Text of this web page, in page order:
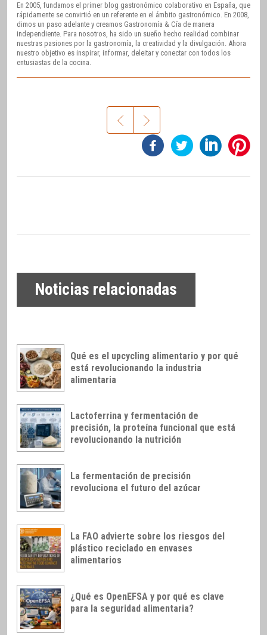
En 2005, fundamos el primer blog gastronómico colaborativo en España, que
rápidamente se convirtió en un referente en el ámbito gastronómico. En 2008,
dimos un paso adelante y creamos Gastronomía & Cía de manera
independiente. Para nosotros, ha sido un sueño hecho realidad combinar
nuestras pasiones por la gastronomía, la creatividad y la divulgación. Ahora
nuestro objetivo es inspirar, informar, deleitar y conectar con todos los
entusiastas de la cocina.
Noticias relacionadas
Qué es el upcycling alimentario y por qué
está revolucionando la industria
alimentaria
Lactoferrina y fermentación de
precisión, la proteína funcional que está
revolucionando la nutrición
La fermentación de precisión
revoluciona el futuro del azúcar
La FAO advierte sobre los riesgos del
plástico reciclado en envases
alimentarios
¿Qué es OpenEFSA y por qué es clave
para la seguridad alimentaria?